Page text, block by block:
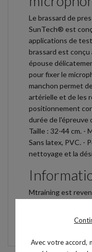
Avec votre accord,
Le brassard de
SunTech® est
applications de
brassard est conçu
épouse
pour fixer le
manchon permet
artérielle et de les
positionnement
durée de l'épreuve
Taille : 32-44 cm. -
Sans latex, PVC. -
nettoyage et la
Mtraining est